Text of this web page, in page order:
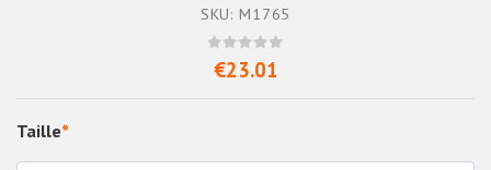
SKU: M1765
€23.01
Taille*